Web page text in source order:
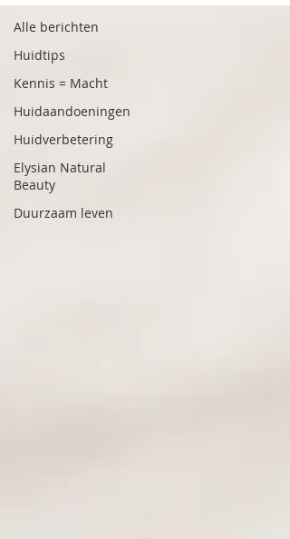
Alle berichten
Huidtips
Kennis = Macht
Huidaandoeningen
Huidverbetering
Elysian Natural
Beauty
Duurzaam leven